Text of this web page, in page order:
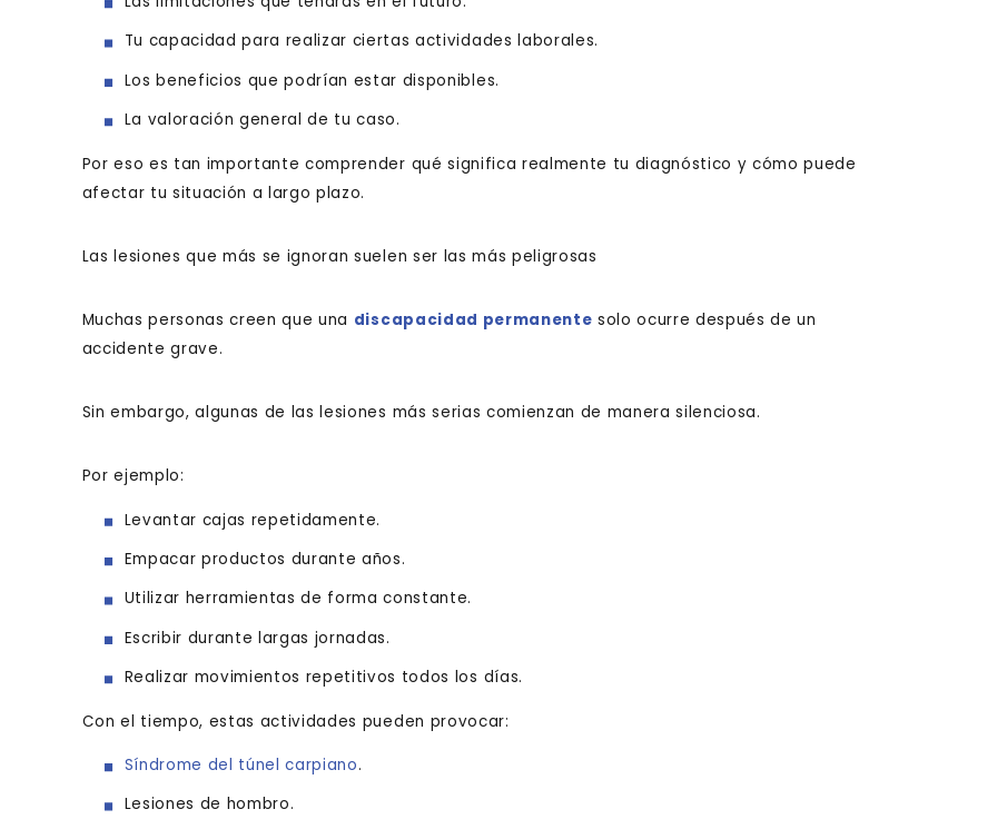
Tu capacidad para realizar ciertas actividades laborales.
Los beneficios que podrían estar disponibles.
La valoración general de tu caso.
Por eso es tan importante comprender qué significa realmente tu diagnóstico y cómo puede
afectar tu situación a largo plazo.
Las lesiones que más se ignoran suelen ser las más peligrosas
Muchas personas creen que una discapacidad permanente solo ocurre después de un
accidente grave.
Sin embargo, algunas de las lesiones más serias comienzan de manera silenciosa.
Por ejemplo:
Levantar cajas repetidamente.
Empacar productos durante años.
Utilizar herramientas de forma constante.
Escribir durante largas jornadas.
Realizar movimientos repetitivos todos los días.
Con el tiempo, estas actividades pueden provocar:
Síndrome del túnel carpiano.
Lesiones de hombro.